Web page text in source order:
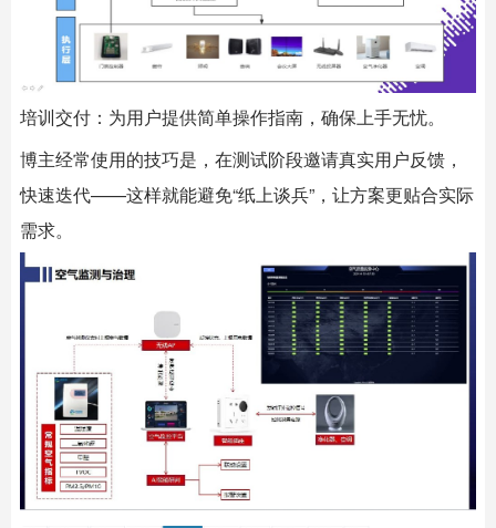
培训交付：为用户提供简单操作指南，确保上手无忧。
博主经常使用的技巧是，在测试阶段邀请真实用户反馈，
快速迭代——这样就能避免“纸上谈兵”，让方案更贴合实际
需求。